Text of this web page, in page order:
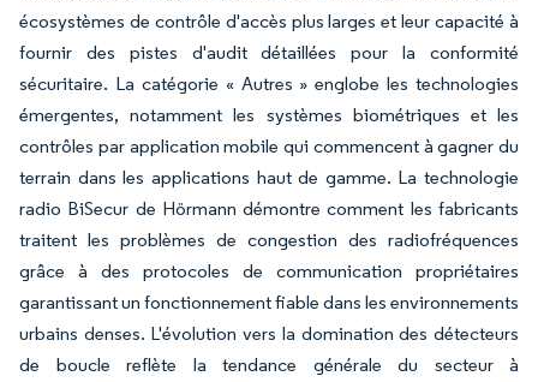
écosystèmes de contrôle d'accès plus larges et leur capacité à
fournir des pistes d'audit détaillées pour la conformité
sécuritaire. La catégorie « Autres » englobe les technologies
émergentes, notamment les systèmes biométriques et les
contrôles par application mobile qui commencent à gagner du
terrain dans les applications haut de gamme. La technologie
radio BiSecur de Hörmann démontre comment les fabricants
traitent les problèmes de congestion des radiofréquences
grâce à des protocoles de communication propriétaires
garantissant un fonctionnement fiable dans les environnements
urbains denses. L'évolution vers la domination des détecteurs
de boucle reflète la tendance générale du secteur à